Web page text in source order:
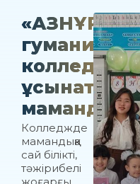
«ҚАЗНҰР»
колледжі
ұсынатын
Колледжде
мамандыққа
сай білікті,
тәжірибелі